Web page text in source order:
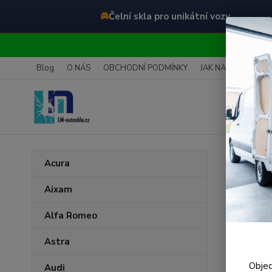
🚘Čelní skla pro unikátní vozy
Blog O NÁS OBCHODNÍ PODMÍNKY JAK NAKUPOVAT
Acura
Aixam
Alfa Romeo
Astra
Audi
Úvod